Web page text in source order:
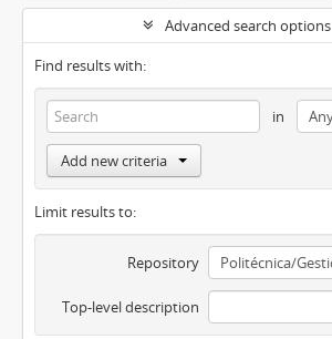
Advanced search options
Find results with:
in
Add new criteria
Limit results to:
Repository
Top-level description